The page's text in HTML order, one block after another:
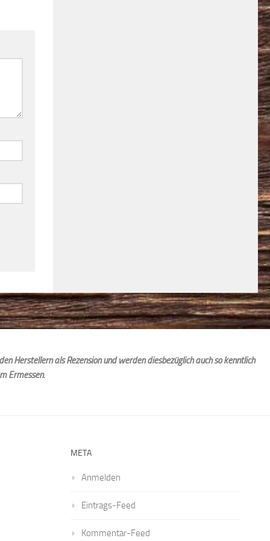
Herstellern als Rezension und werden diesbezüglich auch so kenntlich
Ermessen.
META
Anmelden
Eintrags-Feed
Kommentar-Feed